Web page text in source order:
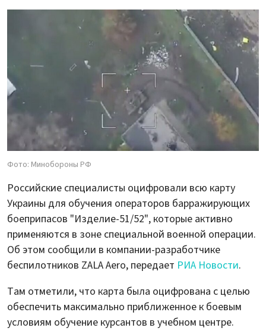
Фото: Минобороны РФ
Российские специалисты оцифровали всю карту
Украины для обучения операторов барражирующих
боеприпасов "Изделие-51/52", которые активно
применяются в зоне специальной военной операции.
Об этом сообщили в компании-разработчике
беспилотников ZALA Aero, передает РИА Новости.
Там отметили, что карта была оцифрована с целью
обеспечить максимально приближенное к боевым
условиям обучение курсантов в учебном центре.